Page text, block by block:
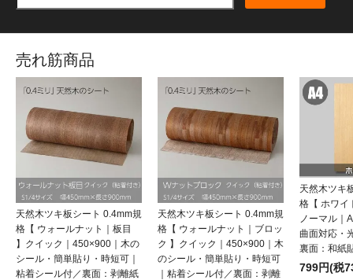
売れ筋商品
天然木ツキ板シート 0.4mm規
格【 ウォールナット｜板目
】クイック｜450×900｜木の
シール・簡単貼り・時短可｜
粘着シール付／裏面：剥離紙
天然木ツキ板シート 0.4mm規
格【 ウォールナット｜ブロッ
ク 】クイック｜450×900｜木
のシール・簡単貼り・時短可
｜粘着シール付／裏面：剥離
天然木ツキ
格【 ホワイ
ノーマル｜
曲面対応・
裏面：和紙
799円(税